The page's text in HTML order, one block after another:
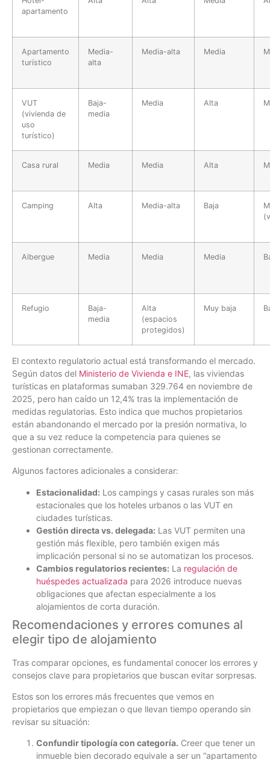
apartamento
Apartamento
turístico
Media-
alta
Media-alta Media
VUT
(vivienda de
uso
turístico)
Baja-
media
Media Alta
Casa rural Media Media Alta
Camping Alta Media-alta Baja
Albergue Media Media Media
Refugio
Baja-
media
Alta
(espacios
protegidos)
Muy baja
El contexto regulatorio actual está transformando el mercado.
Según datos del Ministerio de Vivienda e INE, las viviendas
turísticas en plataformas sumaban 329.764 en noviembre de
2025, pero han caído un 12,4% tras la implementación de
medidas regulatorias. Esto indica que muchos propietarios
están abandonando el mercado por la presión normativa, lo
que a su vez reduce la competencia para quienes se
gestionan correctamente.
Algunos factores adicionales a considerar:
Estacionalidad: Los campings y casas rurales son más
estacionales que los hoteles urbanos o las VUT en
ciudades turísticas.
Gestión directa vs. delegada: Las VUT permiten una
gestión más flexible, pero también exigen más
implicación personal si no se automatizan los procesos.
Cambios regulatorios recientes: La regulación de
huéspedes actualizada para 2026 introduce nuevas
obligaciones que afectan especialmente a los
alojamientos de corta duración.
Recomendaciones y errores comunes al
elegir tipo de alojamiento
Tras comparar opciones, es fundamental conocer los errores y
consejos clave para propietarios que buscan evitar sorpresas.
Estos son los errores más frecuentes que vemos en
propietarios que empiezan o que llevan tiempo operando sin
revisar su situación:
Confundir tipología con categoría. Creer que tener un
inmueble bien decorado equivale a ser un “apartamento